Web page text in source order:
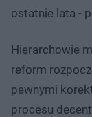
ostatnie lata -
Hierarchowie
reform
pewnymi
procesu